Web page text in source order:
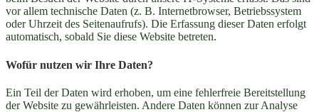
vor allem technische Daten (z. B. Internetbrowser, Betriebssystem
oder Uhrzeit des Seitenaufrufs). Die Erfassung dieser Daten erfolgt
automatisch, sobald Sie diese Website betreten.
Wofür nutzen wir Ihre Daten?
Ein Teil der Daten wird erhoben, um eine fehlerfreie Bereitstellung
der Website zu gewährleisten. Andere Daten können zur Analyse